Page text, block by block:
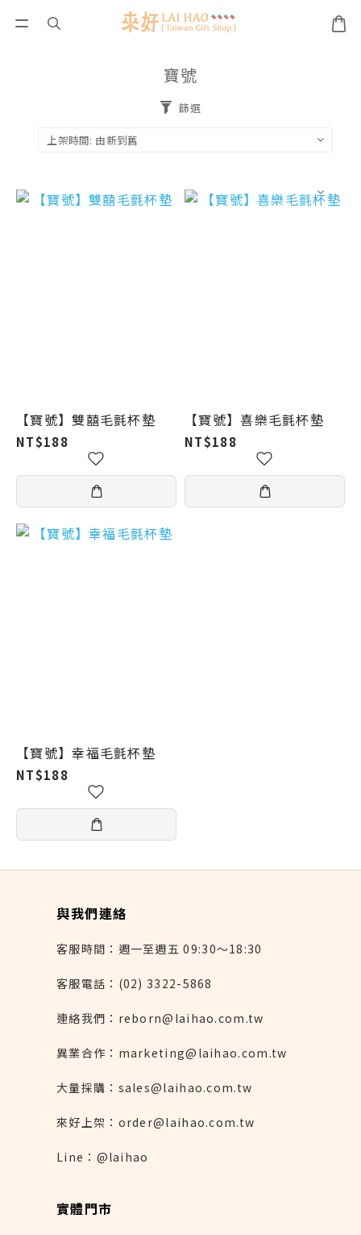
寶號
篩選
【寶號】雙囍毛氈杯墊
NT$188
【寶號】喜樂毛氈杯墊
NT$188
【寶號】幸福毛氈杯墊
NT$188
與我們連絡
客服時間：週一至週五 09:30～18:30
客服電話：(02) 3322-5868
連絡我們：reborn@laihao.com.tw
異業合作：marketing@laihao.com.tw
大量採購：sales@laihao.com.tw
來好上架：order@laihao.com.tw
Line：@laihao
實體門市